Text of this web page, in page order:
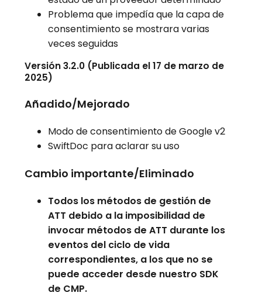
Problema que impedía que la capa de
consentimiento se mostrara varias
veces seguidas
Versión 3.2.0 (Publicada el 17 de marzo de
2025)
Añadido/Mejorado
Modo de consentimiento de Google v2
SwiftDoc para aclarar su uso
Cambio importante/Eliminado
Todos los métodos de gestión de
ATT debido a la imposibilidad de
invocar métodos de ATT durante los
eventos del ciclo de vida
correspondientes, a los que no se
puede acceder desde nuestro SDK
de CMP.